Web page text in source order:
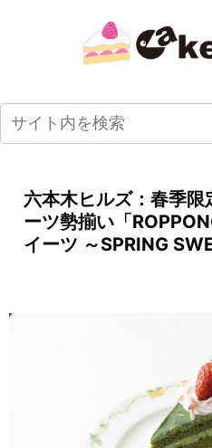
六本木ヒルズ：春季限
ーツ勢揃い「
イーツ ～SPRING